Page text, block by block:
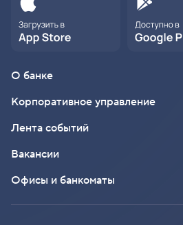
О банке
Корпоративное управление
Лента событий
Вакансии
Офисы и банкоматы